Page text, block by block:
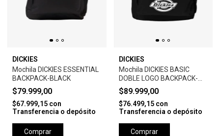
DICKIES
Mochila DICKIES ESSENTIAL
BACKPACK-BLACK
$79.999,00
$67.999,15 con
Transferencia o depósito
Comprar
DICKIES
Mochila DICKIES BASIC
DOBLE LOGO BACKPACK-
BLACK
$89.999,00
$76.499,15 con
Transferencia o depósito
Comprar